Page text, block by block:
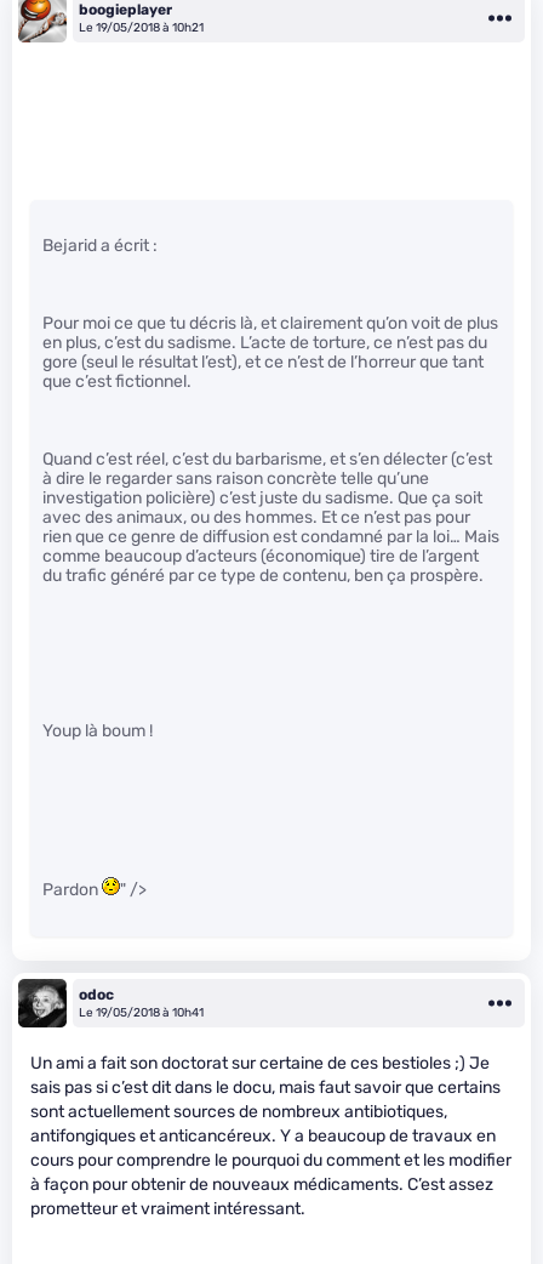
boogieplayer
Le 19/05/2018 à 10h21
Bejarid a écrit :
Pour moi ce que tu décris là, et clairement qu’on voit de plus
en plus, c’est du sadisme. L’acte de torture, ce n’est pas du
gore (seul le résultat l’est), et ce n’est de l’horreur que tant
que c’est fictionnel.
Quand c’est réel, c’est du barbarisme, et s’en délecter (c’est
à dire le regarder sans raison concrète telle qu’une
investigation policière) c’est juste du sadisme. Que ça soit
avec des animaux, ou des hommes. Et ce n’est pas pour
rien que ce genre de diffusion est condamné par la loi… Mais
comme beaucoup d’acteurs (économique) tire de l’argent
du trafic généré par ce type de contenu, ben ça prospère.
Youp là boum !
Pardon " />
odoc
Le 19/05/2018 à 10h41
Un ami a fait son doctorat sur certaine de ces bestioles ;) Je
sais pas si c’est dit dans le docu, mais faut savoir que certains
sont actuellement sources de nombreux antibiotiques,
antifongiques et anticancéreux. Y a beaucoup de travaux en
cours pour comprendre le pourquoi du comment et les modifier
à façon pour obtenir de nouveaux médicaments. C’est assez
prometteur et vraiment intéressant.